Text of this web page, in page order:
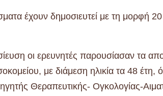
έχουν δημοσιευτεί με τη μορφή
οι ερευνητές παρουσίασαν τα
με διάμεση ηλικία τα 48
Θεραπευτικής- Ογκολογίας-